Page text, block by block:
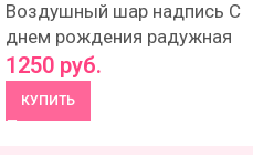
Воздушный шар надпись С
днем рождения радужная
1250 руб.
КУПИТЬ